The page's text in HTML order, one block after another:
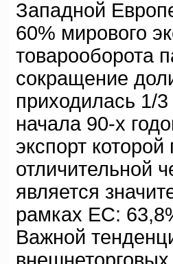
Западной
60% мирового
товарооборота
сокращение
приходилась 1/
начала 90-х
экспорт
отличительной
является
рамках ЕС:
Важной